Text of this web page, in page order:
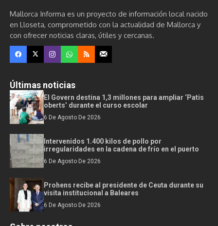
Mallorca Informa es un proyecto de información local nacido
en Lloseta, comprometido con la actualidad de Mallorca y
con ofrecer noticias claras, útiles y cercanas.
Últimas noticias
El Govern destina 1,3 millones para ampliar ‘Patis
oberts’ durante el curso escolar
6 De Agosto De 2026
Intervenidos 1.400 kilos de pollo por
irregularidades en la cadena de frío en el puerto
6 De Agosto De 2026
Prohens recibe al presidente de Ceuta durante su
visita institucional a Baleares
6 De Agosto De 2026